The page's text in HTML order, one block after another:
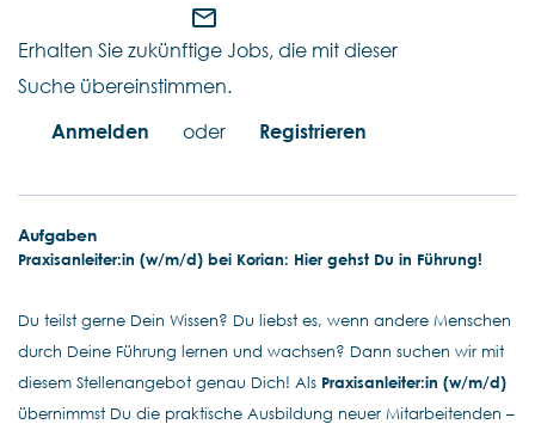
mail_outline
Erhalten Sie zukünftige Jobs, die mit dieser
Suche übereinstimmen.
Anmelden
oder Registrieren
Aufgaben
Praxisanleiter:in (w/m/d) bei Korian: Hier gehst Du in Führung!
Du teilst gerne Dein Wissen? Du liebst es, wenn andere Menschen
durch Deine Führung lernen und wachsen? Dann suchen wir mit
diesem Stellenangebot genau Dich! Als Praxisanleiter:in (w/m/d)
übernimmst Du die praktische Ausbildung neuer Mitarbeitenden –